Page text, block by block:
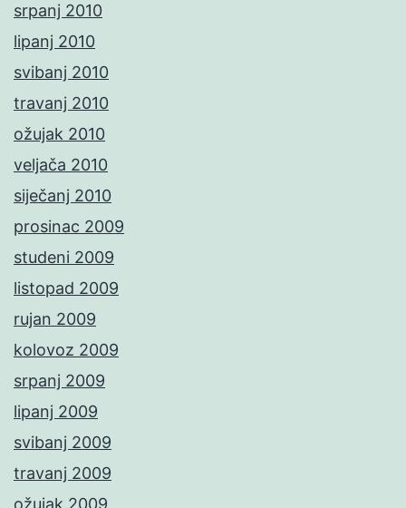
srpanj 2010
lipanj 2010
svibanj 2010
travanj 2010
ožujak 2010
veljača 2010
siječanj 2010
prosinac 2009
studeni 2009
listopad 2009
rujan 2009
kolovoz 2009
srpanj 2009
lipanj 2009
svibanj 2009
travanj 2009